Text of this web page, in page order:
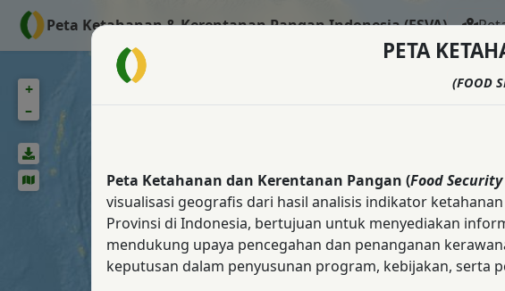
+
–
+
–
Peta Ketahanan & Kerentanan Pangan Indonesia (FSVA)
PETA
(FOOD
Peta Ketahanan dan Kerentanan Pangan (Food
visualisasi geografis dari hasil analisis indikator
Provinsi di Indonesia, bertujuan untuk menyediakan
mendukung upaya pencegahan dan penanganan
keputusan dalam penyusunan program, kebijakan, serta